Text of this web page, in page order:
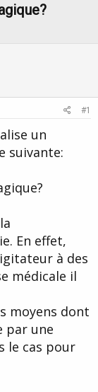
#1
un
suivante:
En effet,
à des
médicale il
moyens dont
par une
le cas pour